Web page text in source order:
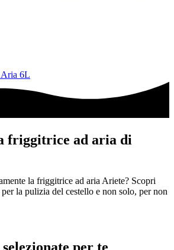
6L
friggitrice ad aria di
la friggitrice ad aria Ariete? Scopri
la pulizia del cestello e non solo, per non
per te